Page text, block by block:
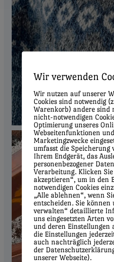
Wir verwenden
Wir nutzen auf unserer
Cookies sind notwendig
Warenkorb) andere sind
nicht-notwendigen
Optimierung unseres
Webseitenfunktionen
Marketingzwecke
umfasst die
Ihrem Endgerät, das
personenbezogener
Verarbeitung. Klicken
akzeptieren“, um in den
notwendigen Cookies
„Alle ablehnen“, wenn
entscheiden. Sie können
verwalten“ detaillierte
uns eingesetzten Arten
und deren Einstellungen
die Einstellungen
auch nachträglich
der
unserer Webseite).